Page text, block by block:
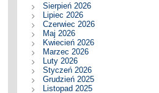
Sierpień 2026
Lipiec 2026
Czerwiec 2026
Maj 2026
Kwiecień 2026
Marzec 2026
Luty 2026
Styczeń 2026
Grudzień 2025
Listopad 2025